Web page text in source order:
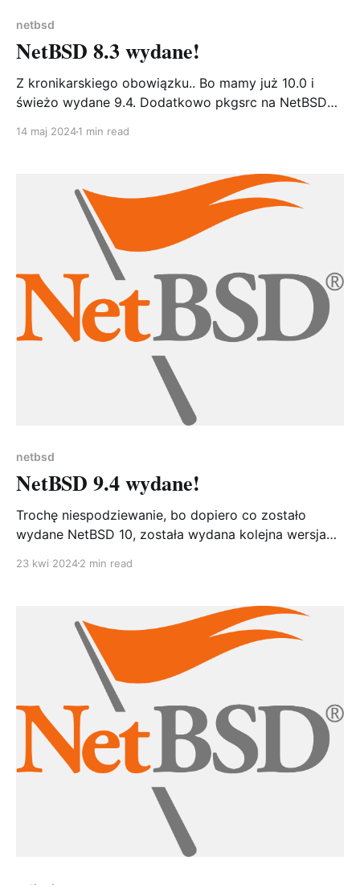
netbsd
NetBSD 8.3 wydane!
Z kronikarskiego obowiązku.. Bo mamy już 10.0 i
świeżo wydane 9.4. Dodatkowo pkgsrc na NetBSD
kompiluje to się nie skompiluje, bo nikt nie doda
ma przyjemność ogłosić NetBSD 8.
14 maj 20241 min read
netbsd
NetBSD 9.4 wydane!
Trochę niespodziewanie, bo dopiero co zostało
wydane NetBSD 10, została wydana kolejna wersja
utrzymaniowa, przede wszystkim zawierająca
bezpieczeństwa. Poprzednia wersja 9.3 wydana w
sierpniu 2022, jeżeli nie aktualizowana na bieżąco nie
23 kwi 20242 min read